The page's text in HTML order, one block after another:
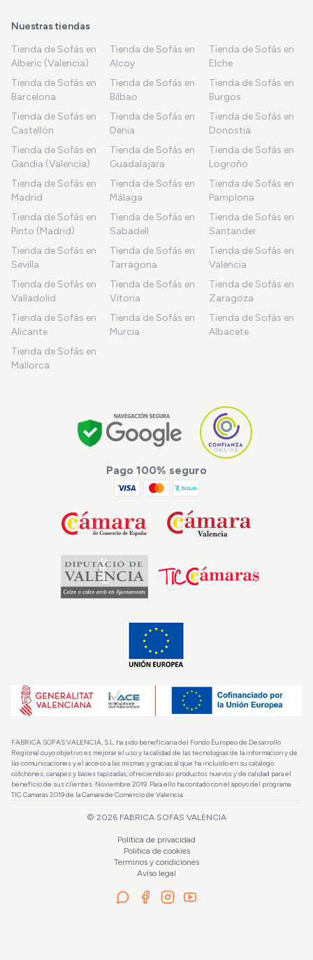
Nuestras tiendas
Tienda de Sofás en
Alberic (Valencia)
Tienda de Sofás en
Alcoy
Tienda de Sofás en
Elche
Tienda de Sofás en
Barcelona
Tienda de Sofás en
Bilbao
Tienda de Sofás en
Burgos
Tienda de Sofás en
Castellón
Tienda de Sofás en
Denia
Tienda de Sofás en
Donostia
Tienda de Sofás en
Gandia (Valencia)
Tienda de Sofás en
Guadalajara
Tienda de Sofás en
Logroño
Tienda de Sofás en
Madrid
Tienda de Sofás en
Málaga
Tienda de Sofás en
Pamplona
Tienda de Sofás en
Pinto (Madrid)
Tienda de Sofás en
Sabadell
Tienda de Sofás en
Santander
Tienda de Sofás en
Sevilla
Tienda de Sofás en
Tarragona
Tienda de Sofás en
Valencia
Tienda de Sofás en
Valladolid
Tienda de Sofás en
Vitoria
Tienda de Sofás en
Zaragoza
Tienda de Sofás en
Alicante
Tienda de Sofás en
Murcia
Tienda de Sofás en
Albacete
Tienda de Sofás en
Mallorca
Pago 100% seguro
FABRICA SOFAS VALENCIA, S.L. ha sido beneficiaria del Fondo Europeo de Desarrollo
Regional cuyo objetivo es mejorar el uso y la calidad de las tecnologias de la informacion y de
las comunicaciones y el acceso a las mismas y gracias al que ha incluido en su catalogo
colchones, canapes y bases tapizadas, ofreciendo asi productos nuevos y de calidad para el
beneficio de sus clientes. Noviembre 2019. Para ello ha contado con el apoyo del programa
TIC Camaras 2019 de la Camara de Comercio de Valencia.
© 2026 FABRICA SOFAS VALENCIA
Politica de privacidad
Politica de cookies
Terminos y condiciones
Aviso legal